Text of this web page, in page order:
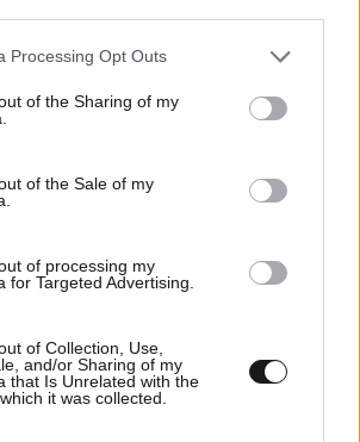
website/app uses one or more Google
or usage behaviour. You may click to
to Google and its third-party tags to
specified purposes in below Google
Processing Opt Outs
of the Sharing of my
of the Sale of my
of processing my
for Targeted Advertising.
of Collection, Use,
and/or Sharing of my
that Is Unrelated with the
it was collected.
Αραβίας-Πακιστάν, λέει η